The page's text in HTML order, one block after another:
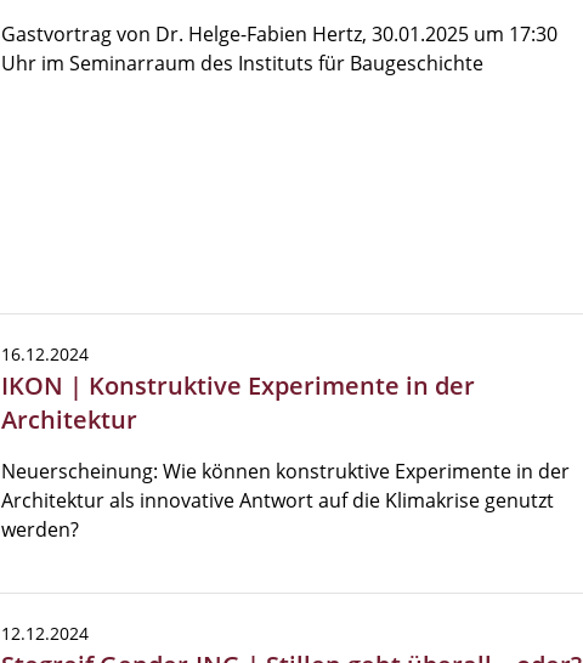
Gastvortrag von Dr. Helge-Fabien Hertz, 30.01.2025 um 17:30
Uhr im Seminarraum des Instituts für Baugeschichte
16.12.2024
IKON | Konstruktive Experimente in der
Architektur
Neuerscheinung: Wie können konstruktive Experimente in der
Architektur als innovative Antwort auf die Klimakrise genutzt
werden?
12.12.2024